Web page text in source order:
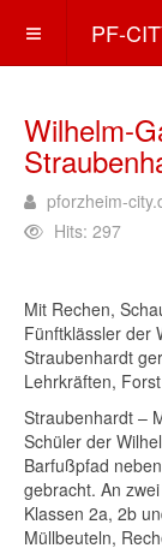
PF-
Wilhelm-
pforzheim-
Hits: 297
Mit Rechen,
Fünftklässler der
Straubenhardt
Lehrkräften,
Straubenhardt –
Schüler der
Barfußpfad
gebracht. An
Klassen 2a, 2b
Müllbeuteln,